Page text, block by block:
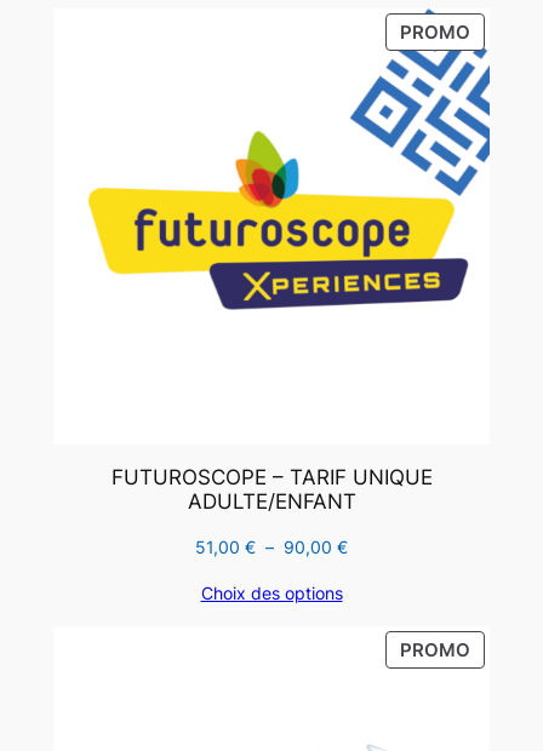
14,00 €
PROMO
EN
FUTUROSCOPE – TARIF UNIQUE
ADULTE/ENFANT
51,00 € – 90,00 €Plage
Choix des options
PROMO
EN